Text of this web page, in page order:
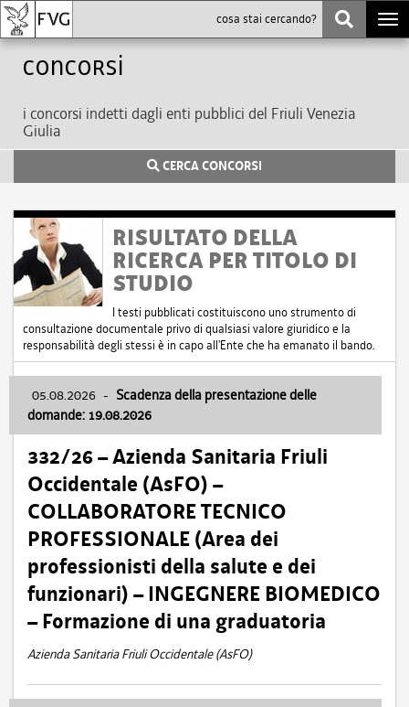
Concorsi
i concorsi indetti dagli enti pubblici del Friuli Venezia
Giulia
CERCA CONCORSI
RISULTATO DELLA
RICERCA PER TITOLO DI
STUDIO
I testi pubblicati costituiscono uno strumento di
consultazione documentale privo di qualsiasi valore giuridico e la
responsabilità degli stessi è in capo all'Ente che ha emanato il bando.
05.08.2026 - Scadenza della presentazione delle
domande: 19.08.2026
332/26 – Azienda Sanitaria Friuli
Occidentale (AsFO) –
COLLABORATORE TECNICO
PROFESSIONALE (Area dei
professionisti della salute e dei
funzionari) – INGEGNERE BIOMEDICO
– Formazione di una graduatoria
Azienda Sanitaria Friuli Occidentale (AsFO)